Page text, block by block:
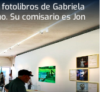
fotolibros de Gabriela
Su comisario es Jon